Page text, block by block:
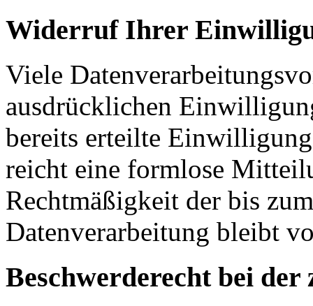
Widerruf Ihrer
Viele
ausdrücklichen
bereits erteilte
reicht eine formlose
Rechtmäßigkeit der bis
Datenverarbeitung bleibt
Beschwerderecht bei